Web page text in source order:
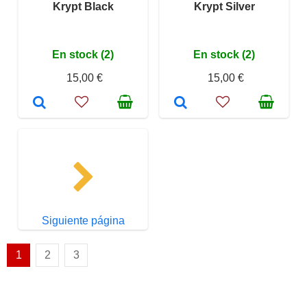
Krypt Black
En stock (2)
15,00 €
Krypt Silver
En stock (2)
15,00 €
Siguiente página
1 2 3